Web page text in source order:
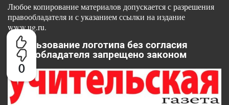
0
Любое копирование материалов допускается с разрешения
правообладателя и с указанием ссылки на издание
www.ug.ru.
Использование логотипа без согласия
правообладателя запрещено законом